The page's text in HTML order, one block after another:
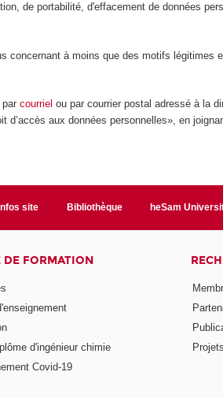
de portabilité, d'effacement de données
concernant à moins que des motifs
parcourriel ou par courrier postal adressé à la
d’accès aux données personnelles», en
site Bibliothèque heSam
DE FORMATION
d'ingénieur chimie
Covid-19
Projets